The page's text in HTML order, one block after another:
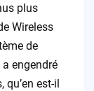
plus
Wireless
de
engendré
qu’en est-il